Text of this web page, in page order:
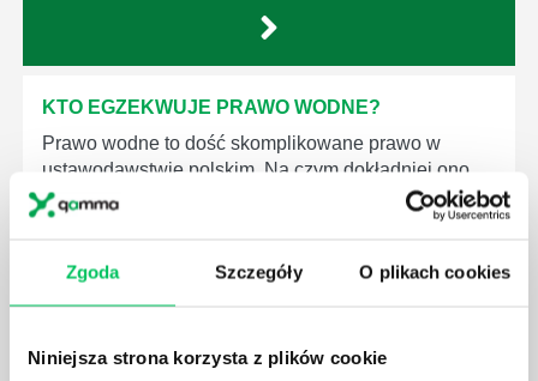
Zgoda Szczegóły O plikach cookies
Niniejsza strona korzysta z plików cookie
KTO EGZEKWUJE PRAWO WODNE?
Prawo wodne to dość skomplikowane prawo w
ustawodawstwie polskim. Na czym dokładniej ono
polega? Kogo w zasadzie obowiązuje? Jak wygląda
egzekwowanie prawa wodnego? Na te pytania